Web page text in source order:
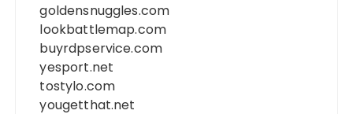
goldensnuggles.com
lookbattlemap.com
buyrdpservice.com
yesport.net
tostylo.com
yougetthat.net